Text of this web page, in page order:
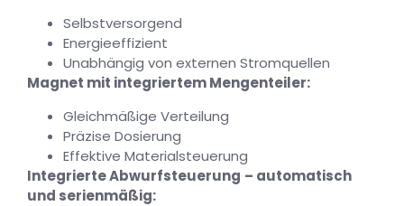
Selbstversorgend
Energieeffizient
Unabhängig von externen Stromquellen
Magnet mit integriertem Mengenteiler:
Gleichmäßige Verteilung
Präzise Dosierung
Effektive Materialsteuerung
Integrierte Abwurfsteuerung – automatisch
und serienmäßig: